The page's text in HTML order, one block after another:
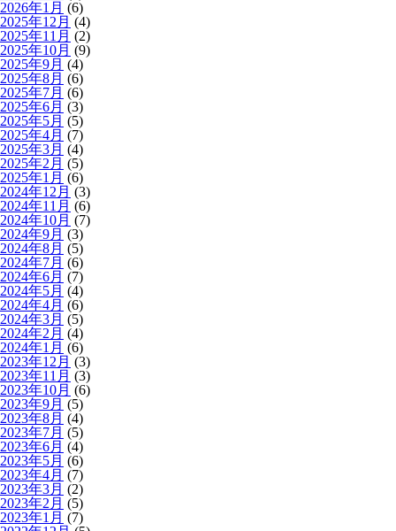
2026年1月 (6)
2025年12月 (4)
2025年11月 (2)
2025年10月 (9)
2025年9月 (4)
2025年8月 (6)
2025年7月 (6)
2025年6月 (3)
2025年5月 (5)
2025年4月 (7)
2025年3月 (4)
2025年2月 (5)
2025年1月 (6)
2024年12月 (3)
2024年11月 (6)
2024年10月 (7)
2024年9月 (3)
2024年8月 (5)
2024年7月 (6)
2024年6月 (7)
2024年5月 (4)
2024年4月 (6)
2024年3月 (5)
2024年2月 (4)
2024年1月 (6)
2023年12月 (3)
2023年11月 (3)
2023年10月 (6)
2023年9月 (5)
2023年8月 (4)
2023年7月 (5)
2023年6月 (4)
2023年5月 (6)
2023年4月 (7)
2023年3月 (2)
2023年2月 (5)
2023年1月 (7)